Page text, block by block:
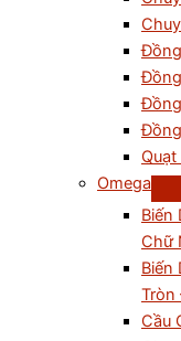
Quạt
Omega
Biến
Chữ
Biến
Tròn
Cầu